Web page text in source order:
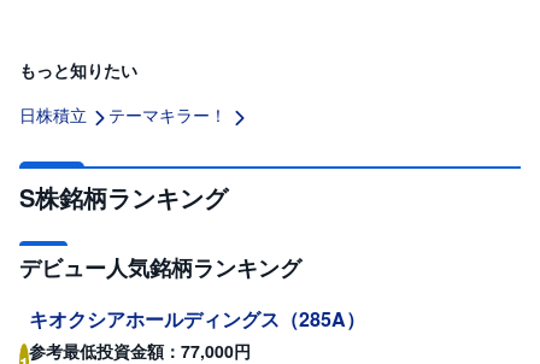
S
BI
ッ
ボ
ア
ド
R
O
B
もっと知りたい
日株積立
テーマキラー！
S株銘柄ランキング
デビュー人気銘柄ランキング
キオクシアホールディングス （285A）
参考最低投資金額： 77,000円